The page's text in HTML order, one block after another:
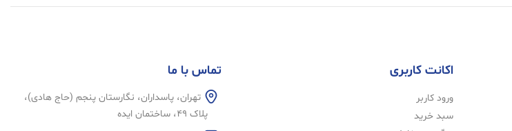
اکانت کاربری
ورود کاربر
سبد خرید
تماس با ما
تهران، پاسداران، نگارستان پنجم (حاج هادی)،
پلاک 49، ساختمان ایده